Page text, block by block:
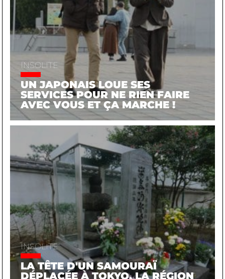
INSOLITE
UN JAPONAIS LOUE SES
SERVICES POUR NE RIEN FAIRE
AVEC VOUS ET ÇA MARCHE !
INSOLITE
LA TÊTE D'UN SAMOURAÏ
DÉPLACÉE À TOKYO, LA RÉGION